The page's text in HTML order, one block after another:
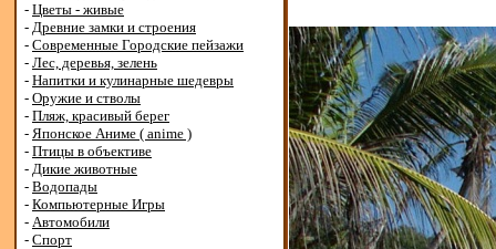
- Цветы - живые
- Древние замки и строения
- Современные Городские пейзажи
- Лес, деревья, зелень
- Напитки и кулинарные шедевры
- Оружие и стволы
- Пляж, красивый берег
- Японское Аниме ( anime )
- Птицы в объективе
- Дикие животные
- Водопады
- Компьютерные Игры
- Автомобили
- Спорт